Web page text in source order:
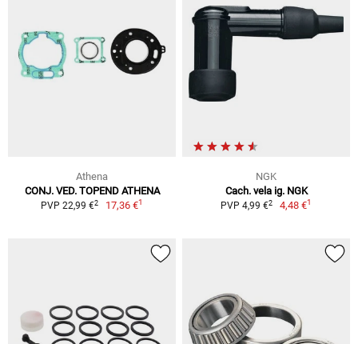
Athena
CONJ. VED. TOPEND ATHENA
PVP 22,99 €2 17,36 €1
NGK
Cach. vela ig. NGK
PVP 4,99 €2 4,48 €1